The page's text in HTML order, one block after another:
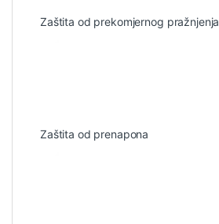
Zaštita od prekomjernog pražnjenja
Zaštita od prenapona